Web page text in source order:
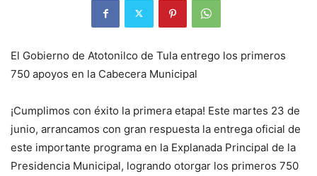
El Gobierno de Atotonilco de Tula entrego los primeros
750 apoyos en la Cabecera Municipal
¡Cumplimos con éxito la primera etapa! Este martes 23 de
junio, arrancamos con gran respuesta la entrega oficial de
este importante programa en la Explanada Principal de la
Presidencia Municipal, logrando otorgar los primeros 750